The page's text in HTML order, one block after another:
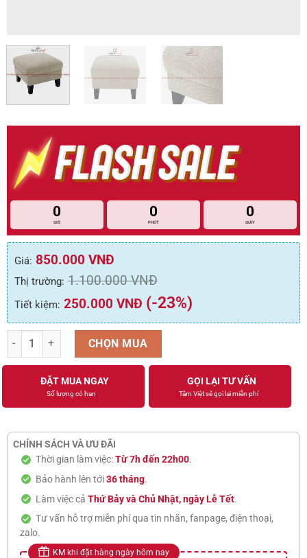
0
GIỜ
0
PHÚT
0
GIÂY
Giá: 850.000 VNĐ
Thị trường: 1.100.000VNĐ
Tiết kiệm: 250.000 VNĐ (-23%)
Ghế Đôn Tâm Việt DN-09 số lượng
CHỌN MUA
ĐẶT MUA NGAY
Số lượng có hạn
GỌI LẠI TƯ VẤN
Tâm Việt sẽ gọi lại miễn phí
CHÍNH SÁCH VÀ ƯU ĐÃI
Thời gian làm việc:Từ 7h đến 22h00.
Bảo hành lên tới36 tháng.
Làm việc cả Thứ Bảy và Chủ Nhật, ngày Lễ Tết.
Tư vấn hỗ trợ miễn phí qua tin nhắn, fanpage, điện thoại,
zalo.
KM khi đặt hàng ngày hôm nay